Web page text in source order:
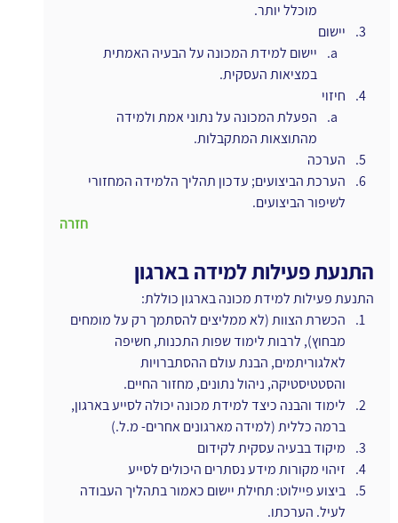
מוכלל יותר.
יישום
יישום למידת המכונה על הבעיה האמתית
במציאות העסקית.
חיזוי
הפעלת המכונה על נתוני אמת ולמידה
מהתוצאות המתקבלות.
הערכה
הערכת הביצועים; עדכון תהליך הלמידה המחזורי
לשיפור הביצועים.
חזרה
התנעת פעילות למידה בארגון
התנעת פעילות למידת מכונה בארגון כוללת:
הכשרת הצוות (לא ממליצים להסתמך רק על מומחים
מבחוץ), לרבות לימוד שפות התכנות, חשיפה
לאלגוריתמים, הבנת עולם ההסתברויות
והסטטיסטיקה, ניהול נתונים, מחזור החיים.
לימוד והבנה כיצד למידת מכונה יכולה לסייע בארגון,
ברמה כללית (למידה מארגונים אחרים- מ.ל.)
מיקוד בבעיה עסקית לקידום
זיהוי מקורות מידע נסתרים היכולים לסייע
ביצוע פיילוט: תחילת יישום כאמור בתהליך העבודה
לעיל. הערכתו.